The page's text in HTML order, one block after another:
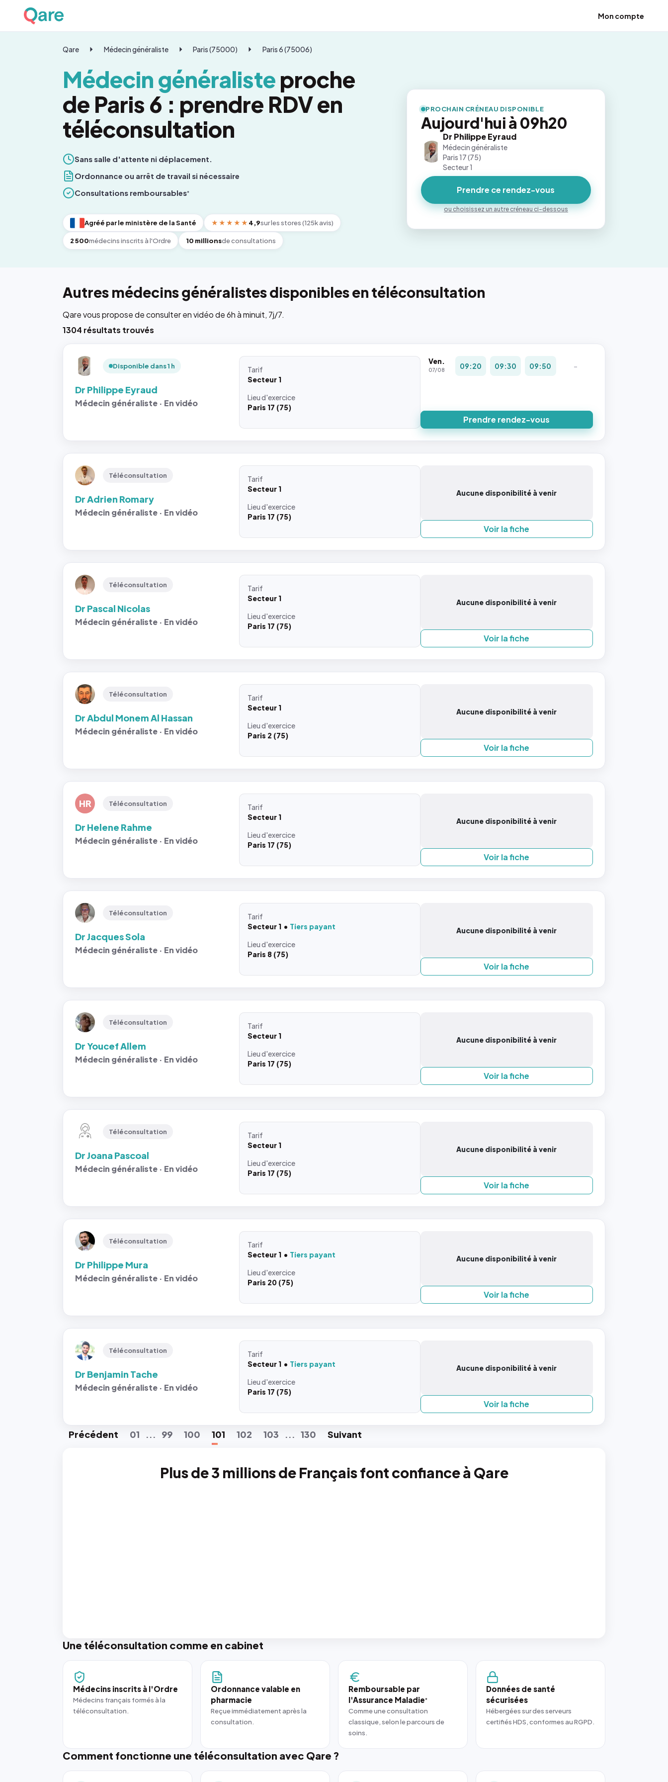
Mon compte
Qare Médecin généraliste Paris (75000) Paris 6 (75006)
Médecin généralisteproche
de Paris 6 : prendre RDV en
téléconsultation
Sans salle d'attente ni déplacement.
Ordonnance ou arrêt de travail si nécessaire
Consultations remboursables*
Agréé par le ministère de la Santé ★★★★★ 4,9sur les stores (125k avis)
2 500médecins inscrits à l'Ordre 10 millionsde consultations
PROCHAIN CRÉNEAU DISPONIBLE
Aujourd'hui à 09h20
Dr Philippe Eyraud
Médecin généraliste
Paris 17 (75)
Secteur 1
Prendre ce rendez-vous
ou choisissez un autre créneau ci-dessous
Autres médecins généralistes disponibles en téléconsultation
Qare vous propose de consulter en vidéo de 6h à minuit, 7j/7.
1304 résultats trouvés
Disponible dans 1 h
Dr Philippe Eyraud
Médecin généraliste · En vidéo
Tarif
Secteur 1
Lieud'exercice
Paris 17 (75)
Ven.
07/08 09:20 09:30 09:50 -
Prendre rendez-vous
Téléconsultation
Dr Adrien Romary
Médecin généraliste · En vidéo
Tarif
Secteur 1
Lieud'exercice
Paris 17 (75)
Aucune disponibilité à venir
Voir la fiche
Téléconsultation
Dr Pascal Nicolas
Médecin généraliste · En vidéo
Tarif
Secteur 1
Lieud'exercice
Paris 17 (75)
Aucune disponibilité à venir
Voir la fiche
Téléconsultation
Dr Abdul Monem Al Hassan
Médecin généraliste · En vidéo
Tarif
Secteur 1
Lieud'exercice
Paris 2 (75)
Aucune disponibilité à venir
Voir la fiche
HR Téléconsultation
Dr Helene Rahme
Médecin généraliste · En vidéo
Tarif
Secteur 1
Lieud'exercice
Paris 17 (75)
Aucune disponibilité à venir
Voir la fiche
Téléconsultation
Dr Jacques Sola
Médecin généraliste · En vidéo
Tarif
Secteur 1
Tiers payant
Lieud'exercice
Paris 8 (75)
Aucune disponibilité à venir
Voir la fiche
Téléconsultation
Dr Youcef Allem
Médecin généraliste · En vidéo
Tarif
Secteur 1
Lieud'exercice
Paris 17 (75)
Aucune disponibilité à venir
Voir la fiche
Téléconsultation
Dr Joana Pascoal
Médecin généraliste · En vidéo
Tarif
Secteur 1
Lieud'exercice
Paris 17 (75)
Aucune disponibilité à venir
Voir la fiche
Téléconsultation
Dr Philippe Mura
Médecin généraliste · En vidéo
Tarif
Secteur 1
Tiers payant
Lieud'exercice
Paris 20 (75)
Aucune disponibilité à venir
Voir la fiche
Téléconsultation
Dr Benjamin Tache
Médecin généraliste · En vidéo
Tarif
Secteur 1
Tiers payant
Lieud'exercice
Paris 17 (75)
Aucune disponibilité à venir
Voir la fiche
Précédent 01 ... 99 100 101 102 103 ... 130 Suivant
Plus de 3 millions de Français font confiance à Qare
Une téléconsultation comme en cabinet
Médecins inscrits à l'Ordre
Médecins français formés à la
téléconsultation.
Ordonnance valable en
pharmacie
Reçue immédiatement après la
consultation.
Remboursable par
l'Assurance Maladie*
Comme une consultation
classique, selon le parcours de
soins.
Données de santé
sécurisées
Hébergées sur des serveurs
certifiés HDS, conformes au RGPD.
Comment fonctionne une téléconsultation avec Qare ?